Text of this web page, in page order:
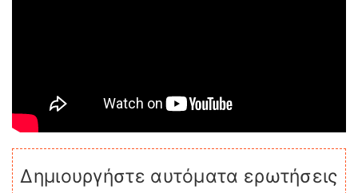
Δημιουργήστε αυτόματα ερωτήσεις